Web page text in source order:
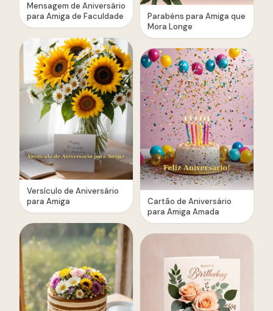
Mensagem de Aniversário
para Amiga de Faculdade
Versículo de Aniversário
para Amiga
Parabéns para Amiga que
Mora Longe
Cartão de Aniversário
para Amiga Amada